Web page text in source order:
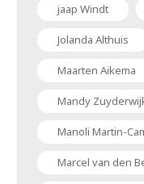
jaap Windt
Jolanda Althuis
Maarten Aikema
Mandy
Manoli Martin-
Marcel van den